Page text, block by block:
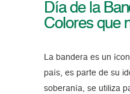
Día de la
Colores que
La bandera es un
país, es parte de su
soberanía, se utiliza